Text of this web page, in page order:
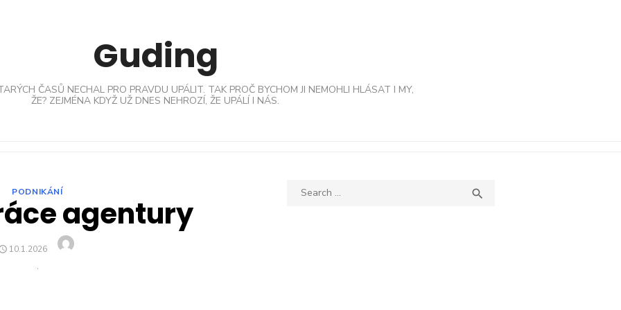
Guding
ČASŮ NECHAL PRO PRAVDU UPÁLIT. TAK PROČ BYCHOM JI NEMOHLI HLÁSAT I MY,
ŽE? ZEJMÉNA KDYŽ UŽ DNES NEHROZÍ, ŽE UPÁLÍ I NÁS.
PODNIKÁNÍ
agentury
POSTED
10.1.2026
Search
